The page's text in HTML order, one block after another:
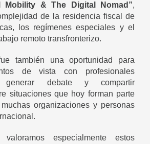
Mobility & The Digital Nomad”,
de la residencia fiscal de
los regímenes especiales y el
remoto transfronterizo.
también una oportunidad para
de vista con profesionales
generar debate y compartir
situaciones que hoy forman parte
organizaciones y personas
valoramos especialmente estos